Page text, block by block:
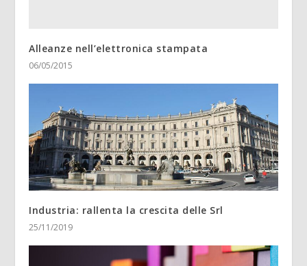
Alleanze nell’elettronica stampata
06/05/2015
Industria: rallenta la crescita delle Srl
25/11/2019